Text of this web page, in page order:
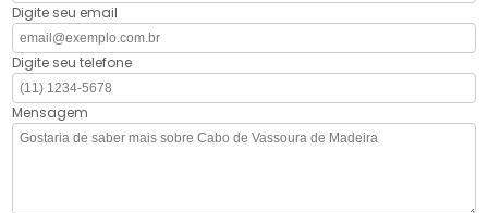
Digite seu email
Digite seu telefone
Mensagem